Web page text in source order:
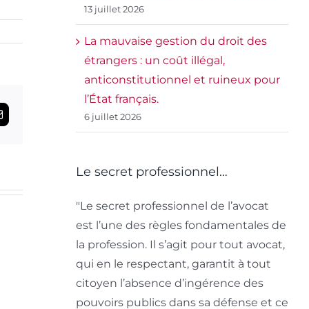
La
vision
de
la
justice
Le
13 juillet 2026
La mauvaise gestion du droit des
étrangers : un coût illégal,
anticonstitutionnel et ruineux pour
l’État français.
6 juillet 2026
Le secret professionnel…
"Le secret professionnel de l’avocat
est l’une des règles fondamentales de
la profession. Il s’agit pour tout avocat,
qui en le respectant, garantit à tout
citoyen l’absence d’ingérence des
pouvoirs publics dans sa défense et ce